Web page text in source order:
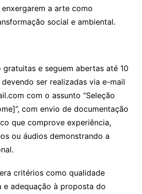
a arte como
social e ambiental.
gratuitas e seguem abertas até 10
ser realizadas via e-mail
com o assunto “Seleção
com envio de documentação
que comprove experiência,
ou áudios demonstrando a
critérios como qualidade
e adequação à proposta do